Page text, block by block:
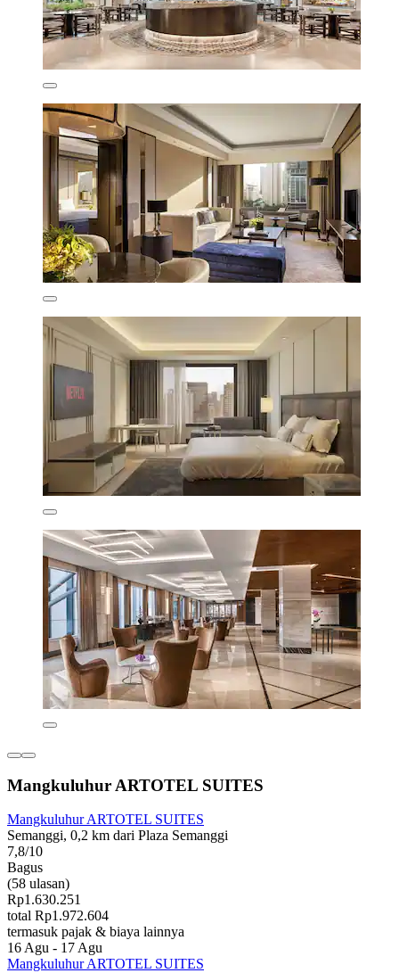
Mangkuluhur ARTOTEL SUITES
Mangkuluhur ARTOTEL SUITES
Semanggi, 0,2 km dari Plaza Semanggi
7,8/10
Bagus
(58 ulasan)
Rp1.630.251
total Rp1.972.604
termasuk pajak & biaya lainnya
16 Agu - 17 Agu
Mangkuluhur ARTOTEL SUITES